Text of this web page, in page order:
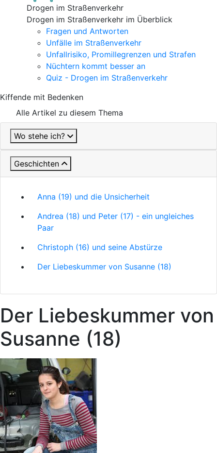
Drogen im Straßenverkehr
Drogen im Straßenverkehr im Überblick
Fragen und Antworten
Unfälle im Straßenverkehr
Unfallrisiko, Promillegrenzen und Strafen
Nüchtern kommt besser an
Quiz - Drogen im Straßenverkehr
Kiffende mit Bedenken
Alle Artikel zu diesem Thema
Wo stehe ich?
Geschichten
Anna (19) und die Unsicherheit
Andrea (18) und Peter (17) - ein ungleiches
Paar
Christoph (16) und seine Abstürze
Der Liebeskummer von Susanne (18)
Der Liebeskummer von
Susanne (18)